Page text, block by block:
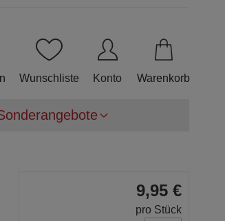
Wunschliste Konto Warenkorb
9,95 €
pro Stück